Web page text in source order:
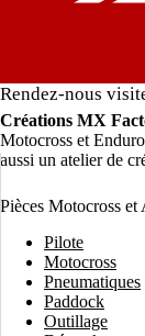
Rendez-nous
Créations MX
Motocross et
aussi un atelier de
Pièces Motocross et
Pilote
Motocross
Pneumatiques
Paddock
Outillage